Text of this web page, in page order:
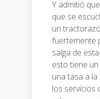
Y admitió
que se
un
fuertemente
salga de
esto tiene
una tasa a
los servicios